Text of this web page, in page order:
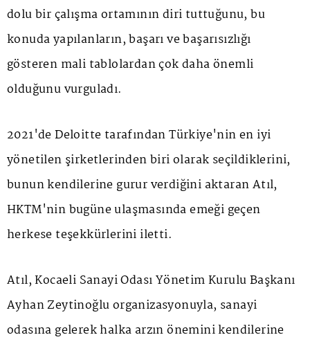
dolu bir çalışma ortamının diri tuttuğunu, bu
konuda yapılanların, başarı ve başarısızlığı
gösteren mali tablolardan çok daha önemli
olduğunu vurguladı.
2021'de Deloitte tarafından Türkiye'nin en iyi
yönetilen şirketlerinden biri olarak seçildiklerini,
bunun kendilerine gurur verdiğini aktaran Atıl,
HKTM'nin bugüne ulaşmasında emeği geçen
herkese teşekkürlerini iletti.
Atıl, Kocaeli Sanayi Odası Yönetim Kurulu Başkanı
Ayhan Zeytinoğlu organizasyonuyla, sanayi
odasına gelerek halka arzın önemini kendilerine